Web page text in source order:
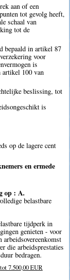
aan of een
tot gevolg heeft,
schaal van
tot de
bepaald in artikel 87
voor
is
artikel 100 van
beslissing, tot
is
op de lagere cent
en ermede
op : A.
belastbare
tijdperk in
genieten - voor
die arbeidsprestaties
bedragen.
7.500,00 EUR